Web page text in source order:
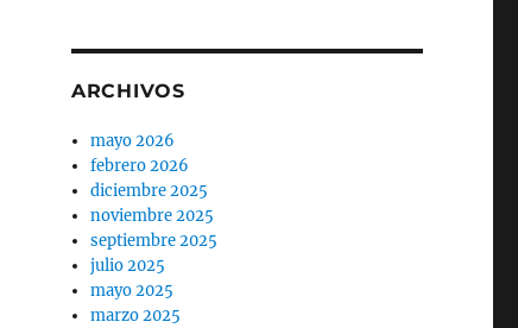
ARCHIVOS
mayo 2026
febrero 2026
diciembre 2025
noviembre 2025
septiembre 2025
julio 2025
mayo 2025
marzo 2025